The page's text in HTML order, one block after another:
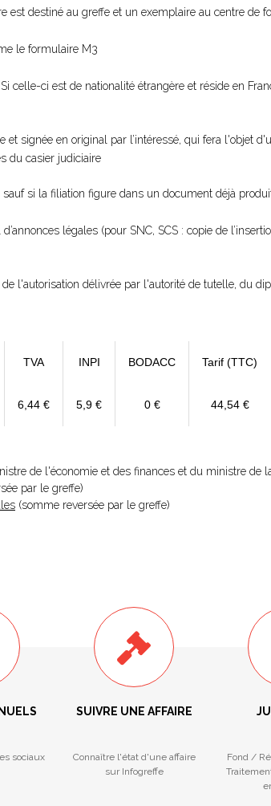
destiné au greffe et un exemplaire au centre de
le formulaire M3
celle-ci est de nationalité étrangère et réside en
et signée en original par l’intéressé, qui fera l'objet
du casier judiciaire
si la filiation figure dans un document déjà
légales (pour SNC, SCS : copie de
l'autorisation délivrée par l'autorité de tutelle, du
TVA INPI BODACC Tarif (TTC)
6,44 € 5,9 € 0 € 44,54 €
de l'économie et des finances et du ministre de
par le greffe)
(somme reversée par le greffe)
sociaux
SUIVRE UNE AFFAIRE
Connaître l'état d'une affaire
sur Infogreffe
Fond /